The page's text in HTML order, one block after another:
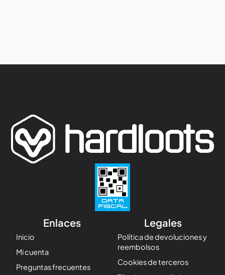
Enlaces
Inicio
Mi cuenta
Preguntas frecuentes
Legales
Política de devoluciones y
reembolsos
Cookies de terceros